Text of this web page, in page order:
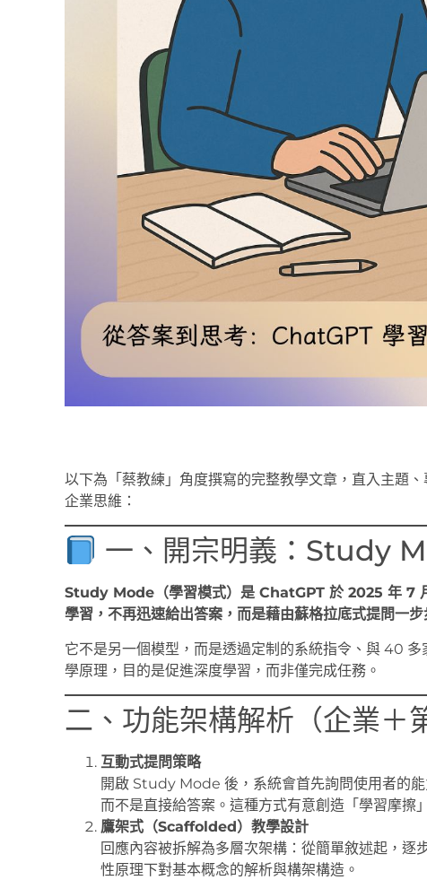
以下為「蔡教練」角度撰寫的完整教學文章，直入主題
企業思維：
一、開宗明義：Study
Study Mode（學習模式）是 ChatGPT 於 2025 年 7
學習，不再迅速給出答案，而是藉由蘇格拉底式提問一
它不是另一個模型，而是透過定制的系統指令、與 40
學原理，目的是促進深度學習，而非僅完成任務。
二、功能架構解析（企業＋
互動式提問策略
開啟 Study Mode 後，系統會首先詢問使用者的
而不是直接給答案。這種方式有意創造「學習摩擦
鷹架式（Scaffolded）教學設計
回應內容被拆解為多層次架構：從簡單敘述起，
性原理下對基本概念的解析與構架構造。